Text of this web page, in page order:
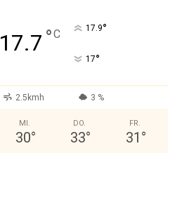
17.7 °C 17.9°
17°
2.5kmh 3 %
MI.
30°
DO.
33°
FR.
31 °